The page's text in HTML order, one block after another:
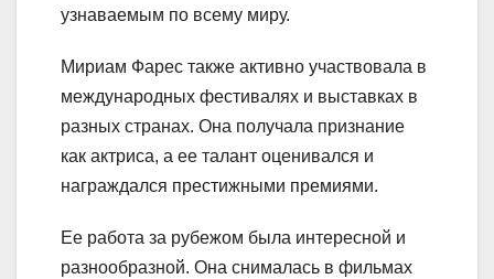
узнаваемым по всему миру.
Мириам Фарес также активно участвовала в
международных фестивалях и выставках в
разных странах. Она получала признание
как актриса, а ее талант оценивался и
награждался престижными премиями.
Ее работа за рубежом была интересной и
разнообразной. Она снималась в фильмах